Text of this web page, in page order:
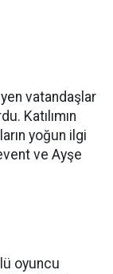
vatandaşlar
Katılımın
yoğun ilgi
ve Ayşe
oyuncu